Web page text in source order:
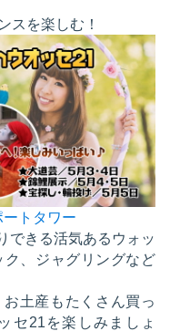
スを楽しむ！
トタワー
できる活気あるウォッ
、ジャグリングなど
土産もたくさん買っ
セ21を楽しみましょ